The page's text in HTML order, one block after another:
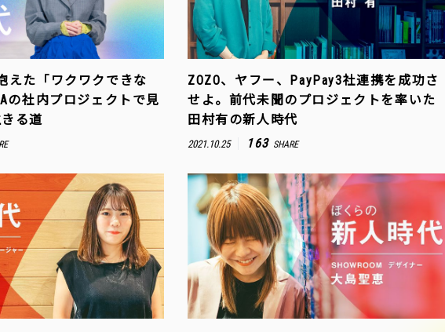
えた「ワクワクできな
の社内プロジェクトで見
る道
ZOZO、ヤフー、PayPay3社連携を成功さ
せよ。前代未聞のプロジェクトを率いた
田村有の新人時代
2021.10.25 163 SHARE